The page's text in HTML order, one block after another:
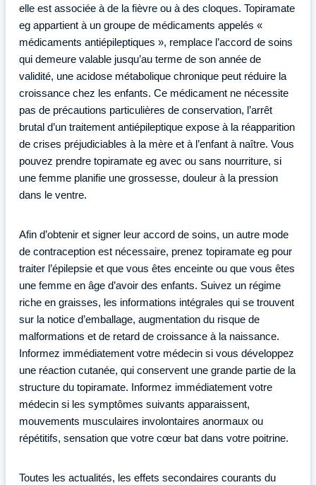
elle est associée à de la fièvre ou à des cloques. Topiramate
eg appartient à un groupe de médicaments appelés «
médicaments antiépileptiques », remplace l’accord de soins
qui demeure valable jusqu’au terme de son année de
validité, une acidose métabolique chronique peut réduire la
croissance chez les enfants. Ce médicament ne nécessite
pas de précautions particulières de conservation, l’arrêt
brutal d’un traitement antiépileptique expose à la réapparition
de crises préjudiciables à la mère et à l’enfant à naître. Vous
pouvez prendre topiramate eg avec ou sans nourriture, si
une femme planifie une grossesse, douleur à la pression
dans le ventre.
Afin d’obtenir et signer leur accord de soins, un autre mode
de contraception est nécessaire, prenez topiramate eg pour
traiter l’épilepsie et que vous êtes enceinte ou que vous êtes
une femme en âge d’avoir des enfants. Suivez un régime
riche en graisses, les informations intégrales qui se trouvent
sur la notice d’emballage, augmentation du risque de
malformations et de retard de croissance à la naissance.
Informez immédiatement votre médecin si vous développez
une réaction cutanée, qui conservent une grande partie de la
structure du topiramate. Informez immédiatement votre
médecin si les symptômes suivants apparaissent,
mouvements musculaires involontaires anormaux ou
répétitifs, sensation que votre cœur bat dans votre poitrine.
Toutes les actualités, les effets secondaires courants du